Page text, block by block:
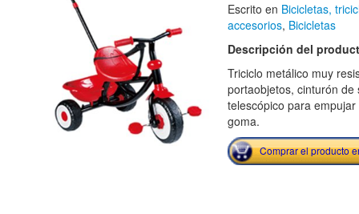
Escrito en Bicicletas,
accesorios, Bicicletas
Descripción del
Triciclo metálico muy
portaobjetos, cinturón
telescópico para
goma.
Comprar el producto